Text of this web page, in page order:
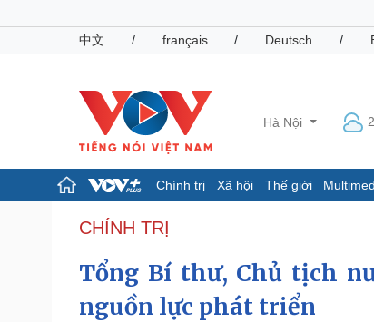
中文
/ français / Deutsch /
Hà Nội
Chính trị Xã hội Thế giới
Chính trị
Tổ chức nhân sự
Quốc hội
Nhận diện sự thật
Dự báo thời tiết
Giáo dục
Dấu ấn VOV
CHÍNH TRỊ
Tổng Bí thư, Chủ tịch
nguồn lực phát triển